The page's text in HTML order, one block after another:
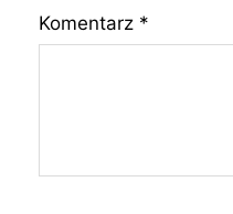
Komentarz *